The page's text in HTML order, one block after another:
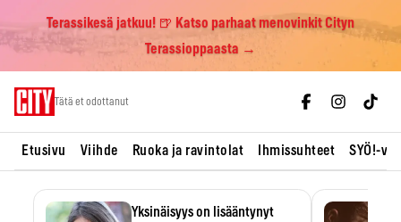
Terassikesä jatkuu! 🍺 Katso parhaat menovinkit Cityn
Terassioppaasta →
Tätä et odottanut
Etusivu Viihde Ruoka ja ravintolat Ihmissuhteet SYÖ!-
Yksinäisyys on lisääntynyt